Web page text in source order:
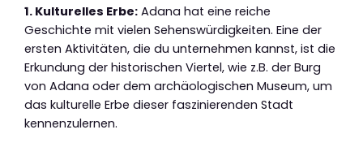
1. Kulturelles Erbe: Adana hat eine reiche
Geschichte mit vielen Sehenswürdigkeiten. Eine der
ersten Aktivitäten, die du unternehmen kannst, ist die
Erkundung der historischen Viertel, wie z.B. der Burg
von Adana oder dem archäologischen Museum, um
das kulturelle Erbe dieser faszinierenden Stadt
kennenzulernen.